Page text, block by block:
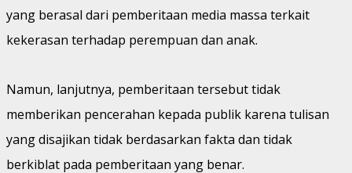
yang berasal dari pemberitaan media massa terkait
kekerasan terhadap perempuan dan anak.
Namun, lanjutnya, pemberitaan tersebut tidak
memberikan pencerahan kepada publik karena tulisan
yang disajikan tidak berdasarkan fakta dan tidak
berkiblat pada pemberitaan yang benar.